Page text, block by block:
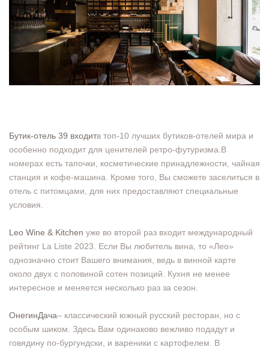
Бутик-отель 39 входитв топ-10 лучших бутиков-отелей мира и
особенно подходит для ценителей ретро-футуризма.В
номерах есть тапочки, косметические принадлежности, чайная
станция и кофе-машина. Кроме того, Вы сможете заселиться в
отель с питомцами, для них предоставляют специальные
условия.
Leo Wine & Kitchen уже во второй раз входит международный
рейтинг La Liste 2023. Если Вы любитель вина, то «Лео»
однозначно стоит Вашего внимания, ведь в винной карте
около двух с половиной сотен позиций. Кухня не менее
интересное и меняется несколько раз за сезон.
ОнегинДача– классический южный русский ресторан, но с
особым шиком. Здесь Вам одинаково вежливо подадут и
говядину по-бургундски, и вареники с картофелем. В